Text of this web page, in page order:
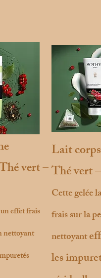
vert –
effet frais
nettoyant
Lait
Thé vert
Cette gelée
frais sur la
nettoyant
les